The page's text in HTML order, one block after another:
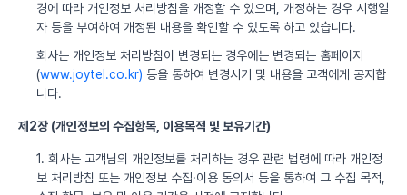
경에 따라 개인정보 처리방침을 개정할 수 있으며, 개정하는 경우 시행일
자 등을 부여하여 개정된 내용을 확인할 수 있도록 하고 있습니다.
회사는 개인정보 처리방침이 변경되는 경우에는 변경되는 홈페이지
(www.joytel.co.kr) 등을 통하여 변경시기 및 내용을 고객에게 공지합
니다.
제2장 (개인정보의 수집항목, 이용목적 및 보유기간)
1. 회사는 고객님의 개인정보를 처리하는 경우 관련 법령에 따라 개인정
보 처리방침 또는 개인정보 수집·이용 동의서 등을 통하여 그 수집 목적,